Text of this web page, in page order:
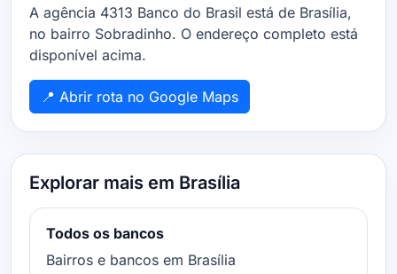
A agência 4313 Banco do Brasil está de Brasília,
no bairro Sobradinho. O endereço completo está
disponível acima.
📍 Abrir rota no Google Maps
Explorar mais em Brasília
Todos os bancos
Bairros e bancos em Brasília